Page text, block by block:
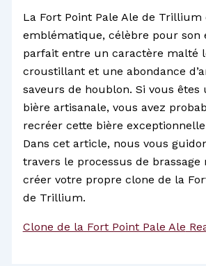
La Fort Point Pale Ale de Trillium
emblématique, célèbre pour son
parfait entre un caractère malté
croustillant et une abondance
saveurs de houblon. Si vous
bière artisanale, vous avez
recréer cette bière
Dans cet article, nous vous
travers le processus de brassage
créer votre propre clone de la
de Trillium.
Clone de la Fort Point Pale Ale